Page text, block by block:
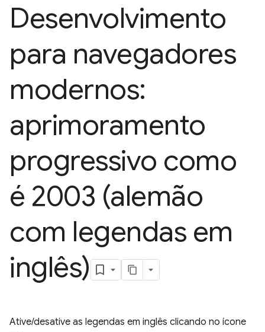
Desenvolvimento
para navegadores
modernos:
aprimoramento
progressivo como
é 2003 (alemão
com legendas em
inglês)
Ative/desative as legendas em inglês clicando no ícone